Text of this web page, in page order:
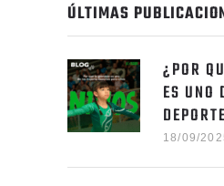
ÚLTIMAS
¿POR
ES UNO
18/09/